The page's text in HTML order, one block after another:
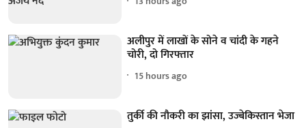
अलीपुर में लाखों के सोने व चांदी के गहने
चोरी, दो गिरफ्तार
15 hours ago
तुर्की की नौकरी का झांसा, उज्बेकिस्तान भेजा